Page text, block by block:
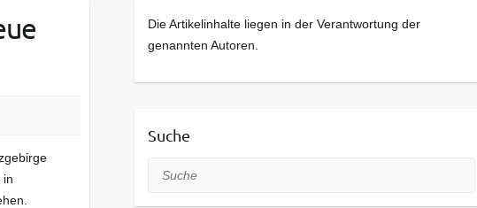
in
Die Artikelinhalte liegen in der Verantwortung der
genannten Autoren.
Suche
Suche